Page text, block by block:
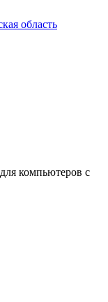
область
компьютеров с